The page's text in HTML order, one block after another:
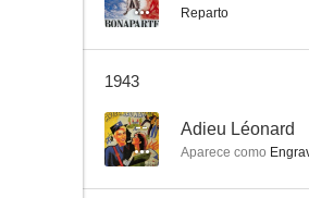
Reparto
1943
-- Adieu Léonard
Aparece como